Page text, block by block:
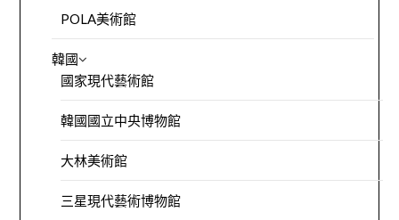
POLA美術館
韓國
國家現代藝術館
韓國國立中央博物館
大林美術館
三星現代藝術博物館